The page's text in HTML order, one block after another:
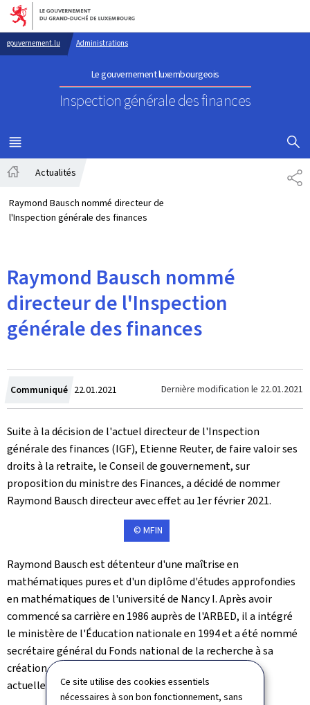
Ce site utilise des cookies essentiels
nécessaires à son bon fonctionnement, sans
Aller au menu principal
Aller au contenu
gouvernement.lu Administrations
Le gouvernement luxembourgeois
Inspection générale des finances
MENU
PRINCIPAL
Actualités
Raymond Bausch nommé directeur de
l'Inspection générale des finances
Raymond Bausch nommé
directeur de l'Inspection
générale des finances
Communiqué Crée
le
22.01.2021 Dernière modification le 22.01.2021
Suite à la décision de l'actuel directeur de l'Inspection
générale des finances (IGF), Etienne Reuter, de faire valoir ses
droits à la retraite, le Conseil de gouvernement, sur
proposition du ministre des Finances, a décidé de nommer
Raymond Bausch directeur avec effet au 1er février 2021.
© MFIN
Raymond Bausch est détenteur d'une maîtrise en
mathématiques pures et d'un diplôme d'études approfondies
en mathématiques de l'université de Nancy I. Après avoir
commencé sa carrière en 1986 auprès de l'ARBED, il a intégré
le ministère de l'Éducation nationale en 1994 et a été nommé
secrétaire général du Fonds national de la recherche à sa
création en 2000. En 2010, il a rejoint l'IGF, dont il est
actuellement directeur adjoint.